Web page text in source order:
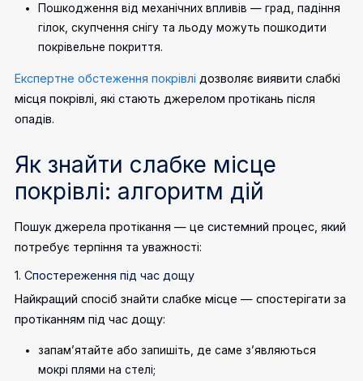
Пошкодження від механічних впливів — град, падіння
гілок, скупчення снігу та льоду можуть пошкодити
покрівельне покриття.
Експертне обстеження покрівлі дозволяє виявити слабкі
місця покрівлі, які стають джерелом протікань після
опадів.
Як знайти слабке місце
покрівлі: алгоритм дій
Пошук джерела протікання — це системний процес, який
потребує терпіння та уважності:
1. Спостереження під час дощу
Найкращий спосіб знайти слабке місце — спостерігати за
протіканням під час дощу:
запам’ятайте або запишіть, де саме з’являються
мокрі плями на стелі;